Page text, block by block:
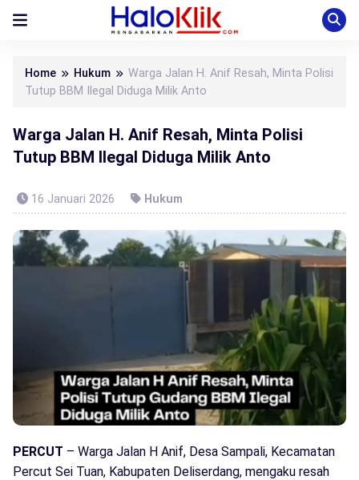
Home Hukum
Warga Jalan H. Anif Resah, Minta Polisi
Tutup BBM Ilegal Diduga Milik Anto
Warga Jalan H. Anif Resah, Minta Polisi
Tutup BBM Ilegal Diduga Milik Anto
16 Januari 2026 Hukum
PERCUT – Warga Jalan H Anif, Desa Sampali, Kecamatan
Percut Sei Tuan, Kabupaten Deliserdang, mengaku resah